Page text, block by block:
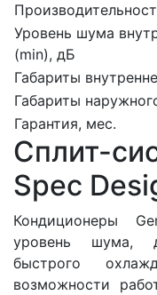
Уровень шума
(min), дБ
Габариты
Габариты
Гарантия, мес.
Сплит-
Spec
Кондиционеры
уровень шума,
быстрого
возможности